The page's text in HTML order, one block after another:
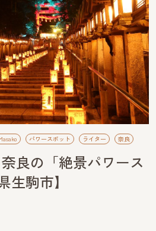
パワースポット ライター 奈良
良の「絶景パワース
生駒市】